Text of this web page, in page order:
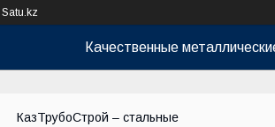
Качественные
КазТрубоСтрой – стальные